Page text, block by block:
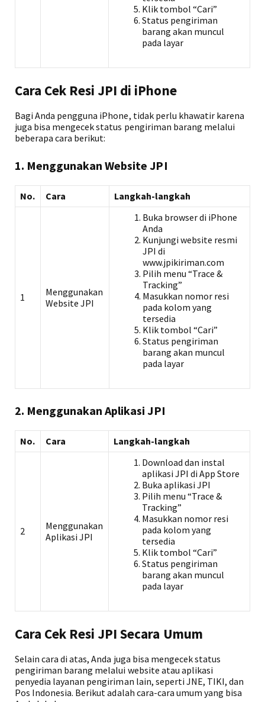
Klik tombol “Cari”
Status pengiriman
barang akan muncul
pada layar
Cara Cek Resi JPI di iPhone
Bagi Anda pengguna iPhone, tidak perlu khawatir karena
juga bisa mengecek status pengiriman barang melalui
beberapa cara berikut:
1. Menggunakan Website JPI
No. Cara Langkah-langkah
1
Menggunakan
Website JPI
Buka browser di iPhone
Anda
Kunjungi website resmi
JPI di
www.jpikiriman.com
Pilih menu “Trace &
Tracking”
Masukkan nomor resi
pada kolom yang
tersedia
Klik tombol “Cari”
Status pengiriman
barang akan muncul
pada layar
2. Menggunakan Aplikasi JPI
No. Cara Langkah-langkah
2
Menggunakan
Aplikasi JPI
Download dan instal
aplikasi JPI di App Store
Buka aplikasi JPI
Pilih menu “Trace &
Tracking”
Masukkan nomor resi
pada kolom yang
tersedia
Klik tombol “Cari”
Status pengiriman
barang akan muncul
pada layar
Cara Cek Resi JPI Secara Umum
Selain cara di atas, Anda juga bisa mengecek status
pengiriman barang melalui website atau aplikasi
penyedia layanan pengiriman lain, seperti JNE, TIKI, dan
Pos Indonesia. Berikut adalah cara-cara umum yang bisa